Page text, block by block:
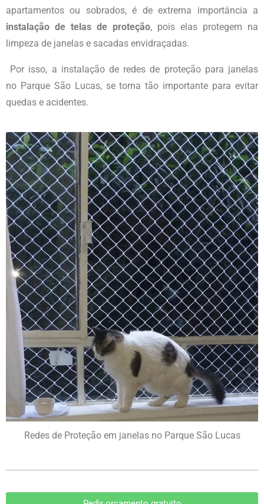
apartamentos ou sobrados, é de extrema importância a
instalação de telas de proteção, pois elas protegem na
limpeza de janelas e sacadas envidraçadas.
Por isso, a instalação de redes de proteção para janelas
no Parque São Lucas, se torna tão importante para evitar
quedas e acidentes.
Redes de Proteção em janelas no Parque São Lucas